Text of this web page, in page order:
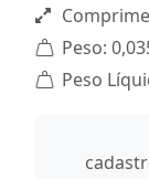
Peso:
Peso